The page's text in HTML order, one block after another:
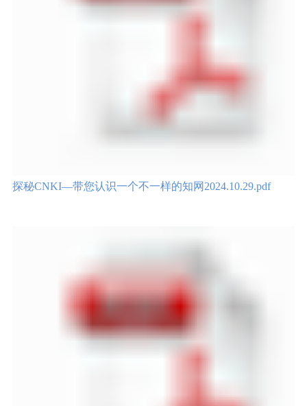
探秘CNKI—带您认识一个不一样的知网2024.10.29.pdf